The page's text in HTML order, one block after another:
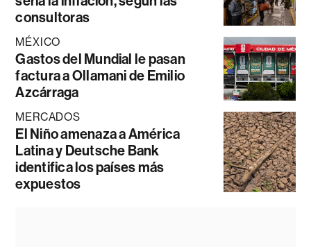
consultoras
MÉXICO
Gastos del Mundial le pasan
factura a Ollamani de Emilio
Azcárraga
MERCADOS
El Niño amenaza a América
Latina y Deutsche Bank
identifica los países más
expuestos